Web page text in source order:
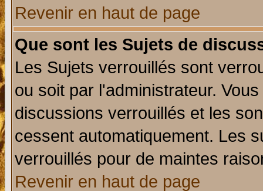
Revenir en haut de page
Que sont les Sujets de
Les Sujets verrouillés sont
ou soit par l'administrateur.
discussions verrouillés et les
cessent automatiquement. Les
verrouillés pour de maintes
Revenir en haut de page